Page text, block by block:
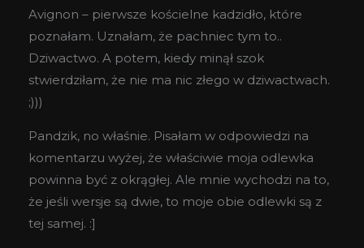
Avignon – pierwsze kościelne kadzidło, które
poznałam. Uznałam, że pachniec tym to..
Dziwactwo. A potem, kiedy minął szok
stwierdziłam, że nie ma nic złego w dziwactwach.
;)))
Pandzik, no właśnie. Pisałam w odpowiedzi na
komentarzu wyżej, że właściwie moja odlewka
powinna być z okrągłej. Ale mnie wychodzi na to,
że jeśli wersje są dwie, to moje obie odlewki są z
tej samej. :]